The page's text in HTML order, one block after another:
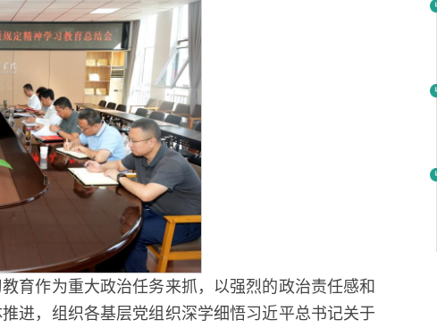
育作为重大政治任务来抓，以强烈的政治责任感和
进，组织各基层党组织深学细悟习近平总书记关于